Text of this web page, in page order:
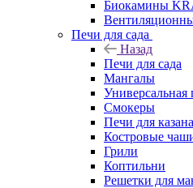
Биокамины
Печи для сада
Назад
Печи для сада
Мангалы
Универсальная
Смокеры
Печи для казана
Костровые
Грили
Коптильни
Решетки для